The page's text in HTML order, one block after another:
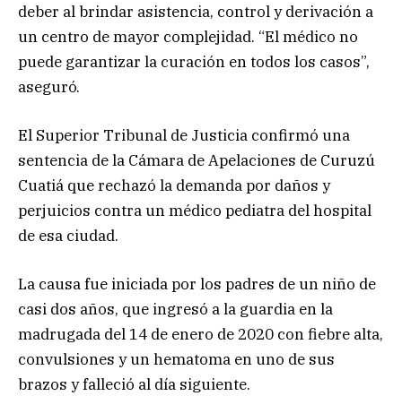
deber al brindar asistencia, control y derivación a
un centro de mayor complejidad. “El médico no
puede garantizar la curación en todos los casos”,
aseguró.
El Superior Tribunal de Justicia confirmó una
sentencia de la Cámara de Apelaciones de Curuzú
Cuatiá que rechazó la demanda por daños y
perjuicios contra un médico pediatra del hospital
de esa ciudad.
La causa fue iniciada por los padres de un niño de
casi dos años, que ingresó a la guardia en la
madrugada del 14 de enero de 2020 con fiebre alta,
convulsiones y un hematoma en uno de sus
brazos y falleció al día siguiente.